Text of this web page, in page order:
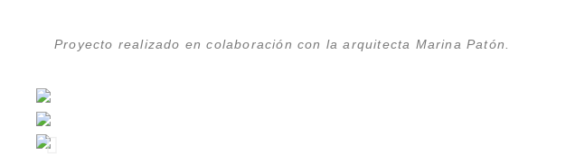
Proyecto realizado en colaboración con la arquitecta Marina Patón.